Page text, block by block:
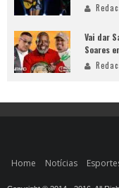
Vai dar
Soares
Home Notícias